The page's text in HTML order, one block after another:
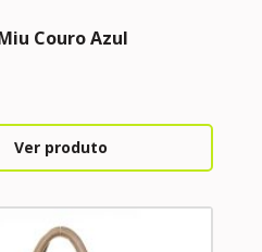
Couro Azul
Ver produto